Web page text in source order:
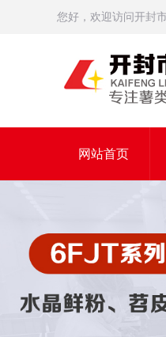
您好，欢迎访问开封
网站首页